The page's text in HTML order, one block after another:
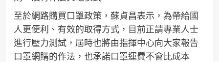
至於網路購買口罩政策，蘇貞昌表示，為帶給國
人更便利、有效的取得方式，目前正請專業人士
進行壓力測試，屆時也將由指揮中心向大家報告
口罩網購的作法，也承諾口罩運費不會比成本